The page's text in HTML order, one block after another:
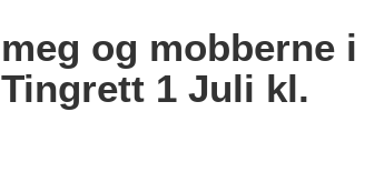
og mobberne i
1 Juli kl.